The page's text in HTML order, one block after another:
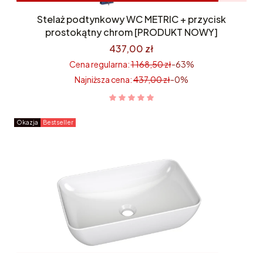
Stelaż podtynkowy WC METRIC + przycisk
prostokątny chrom [PRODUKT NOWY]
437,00 zł
Cena regularna:1 168,50 zł-63%
Najniższa cena:437,00 zł-0%
Okazja Bestseller